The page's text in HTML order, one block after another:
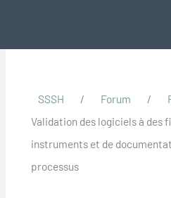
SSSH / Forum /
Validation des logiciels à des
instruments et de
processus